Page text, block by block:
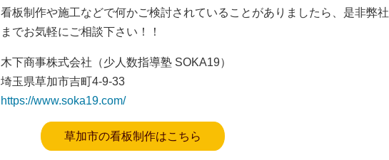
看板制作や施工などで何かご検討されていることがありましたら、是非弊社
までお気軽にご相談下さい！！
木下商事株式会社（少人数指導塾 SOKA19）
埼玉県草加市吉町4-9-33
https://www.soka19.com/
草加市の看板制作はこちら